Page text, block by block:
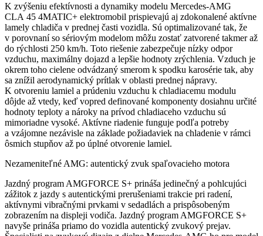
K zvýšeniu efektívnosti a dynamiky modelu Mercedes-AMG
CLA 45 4MATIC+ elektromobil prispievajú aj zdokonalené aktívne
lamely chladiča v prednej časti vozidla. Sú optimalizované tak, že
v porovnaní so sériovým modelom môžu zostať zatvorené takmer až
do rýchlosti 250 km/h. Toto riešenie zabezpečuje nízky odpor
vzduchu, maximálny dojazd a lepšie hodnoty zrýchlenia. Vzduch je
okrem toho cielene odvádzaný smerom k spodku karosérie tak, aby
sa znížil aerodynamický prítlak v oblasti prednej nápravy.
K otvoreniu lamiel a prúdeniu vzduchu k chladiacemu modulu
dôjde až vtedy, keď vopred definované komponenty dosiahnu určité
hodnoty teploty a nároky na prívod chladiaceho vzduchu sú
mimoriadne vysoké. Aktívne riadenie funguje podľa potreby
a vzájomne nezávisle na základe požiadaviek na chladenie v rámci
ôsmich stupňov až po úplné otvorenie lamiel.
Nezameniteľné AMG: autentický zvuk spaľovacieho motora
Jazdný program AMGFORCE S+ prináša jedinečný a pohlcujúci
zážitok z jazdy s autentickými prerušeniami trakcie pri radení,
aktívnymi vibračnými prvkami v sedadlách a prispôsobeným
zobrazením na displeji vodiča. Jazdný program AMGFORCE S+
navyše prináša priamo do vozidla autentický zvukový prejav.